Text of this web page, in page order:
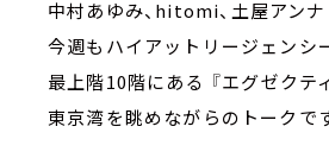
中村あゆみ、hitomi、土屋アン
今週もハイアットリージェンシ
最上階10階にある 『エグゼク
東京湾を眺めながらのトークで